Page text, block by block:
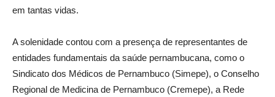
em tantas vidas.
A solenidade contou com a presença de representantes de
entidades fundamentais da saúde pernambucana, como o
Sindicato dos Médicos de Pernambuco (Simepe), o Conselho
Regional de Medicina de Pernambuco (Cremepe), a Rede